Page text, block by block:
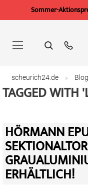
Sommer-
springen
scheurich24.de Blog
TAGGED WITH
HÖRMANN
ERHÄLTLICH!